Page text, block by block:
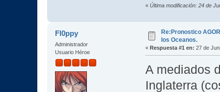
« Última modificación: 24 de
Fl0ppy
Administrador
Usuario Héroe
Re:Pronostico
los Oceanos.
« Respuesta #1 en: 27 de
A mediados
Inglaterra